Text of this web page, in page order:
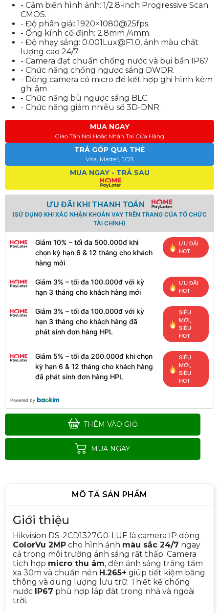
- Cảm biến hình ảnh: 1/2.8-inch Progressive Scan
CMOS.
- Độ phân giải: 1920×1080@25fps.
- Ống kính cố định: 2.8mm /4mm.
- Độ nhạy sáng: 0.001Lux@F1.0, ảnh màu chất
lượng cao 24/7.
- Camera đạt chuẩn chống nước và bụi bẩn IP67
- Chức năng chống ngược sáng DWDR.
- Dòng camera có micro để kết hợp ghi hình kèm
ghi âm
- Chức năng bù ngược sáng BLC.
- Chức năng giảm nhiễu số 3D-DNR.
MUA NGAY
Giao Tận Nơi Hoặc Nhận Tại Cửa Hàng
TRẢ GÓP QUA THẺ
Visa, Master, JCB
MUA NGAY - TRẢ SAU
ƯU ĐÃI KHI THANH TOÁN
(SỬ DỤNG KHI XÁC NHẬN KHOẢN VAY TRÊN TRANG CỦA TỔ CHỨC
TÀI CHÍNH)
Giảm 10% – tối đa 500.000đ khi
chọn kỳ hạn 6 & 12 tháng cho khách
hàng mới
ƯU ĐÃI
HOT
Giảm 3% – tối đa 100.000đ với kỳ
hạn 3 tháng cho khách hàng mới
ƯU ĐÃI
HOT
Giảm 3% – tối đa 100.000đ với kỳ
hạn 3 tháng cho khách hàng đã
phát sinh đơn hàng HPL
SIÊU
MỚI,
SIÊU
HOT
Giảm 5% – tối đa 200.000đ khi chọn
kỳ hạn 6 & 12 tháng cho khách hàng
đã phát sinh đơn hàng HPL
SIÊU
MỚI,
SIÊU
HOT
Powered by
THÊM VÀO GIỎ
MUA NGAY
MÔ TẢ SẢN PHẨM
Giới thiệu
Hikvision DS-2CD1327G0-LUF là camera IP dòng
ColorVu 2MP cho hình ảnh màu sắc 24/7 ngay
cả trong môi trường ánh sáng rất thấp. Camera
tích hợp micro thu âm, đèn ánh sáng trắng tầm
xa 30m và chuẩn nén H.265+ giúp tiết kiệm băng
thông và dung lượng lưu trữ. Thiết kế chống
nước IP67 phù hợp lắp đặt trong nhà và ngoài
trời.
Camera IP 2.0MP HIKVISION DS-
2CD1023G0E
1.090.000đ 1.390.000đ